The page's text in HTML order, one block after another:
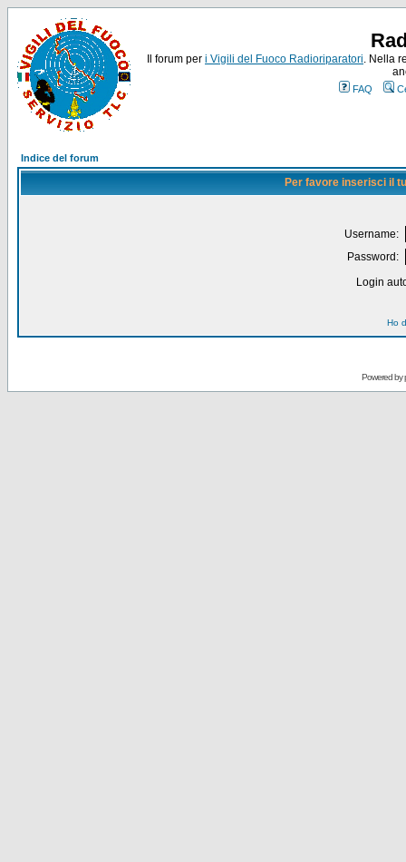
Il forum per i Vigili del Fuoco Radioriparatori. Nella
FAQ
Indice del forum
Per favore inserisci il
Username:
Password:
Login
Ho
Powered by